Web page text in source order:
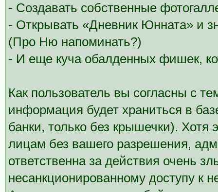
- Создавать собственные
- Открывать «Дневник Юнната» и
(Про Ню напоминать?)
- И еще куча обалденных фишек,
Как пользователь вы согласны с
информация будет храниться в
банки, только без крышечки). Хотя
лицам без вашего разрешения,
ответственна за действия очень
несанкционированному доступу к